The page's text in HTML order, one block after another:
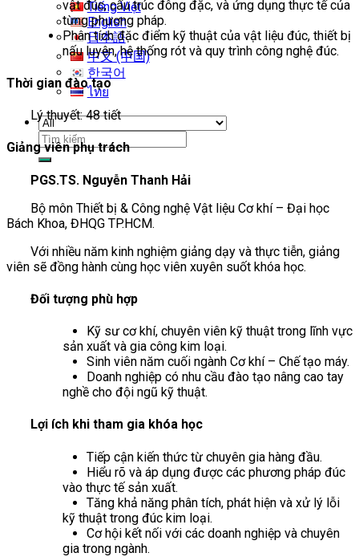
Tiếng Việt
English
日本語
中文 (中国)
한국어
ไทย
Tìm
kiếm:
vật đúc, cấu trúc đông đặc, và ứng dụng thực tế của
từng phương pháp.
Phân tích đặc điểm kỹ thuật của vật liệu đúc, thiết bị
nấu luyện, hệ thống rót và quy trình công nghệ đúc.
Thời gian đào tạo
Lý thuyết: 48 tiết
Giảng viên phụ trách
PGS.TS. Nguyễn Thanh Hải
Bộ môn Thiết bị & Công nghệ Vật liệu Cơ khí – Đại học
Bách Khoa, ĐHQG TP.HCM.
Với nhiều năm kinh nghiệm giảng dạy và thực tiễn, giảng
viên sẽ đồng hành cùng học viên xuyên suốt khóa học.
Đối tượng phù hợp
Kỹ sư cơ khí, chuyên viên kỹ thuật trong lĩnh vực
sản xuất và gia công kim loại.
Sinh viên năm cuối ngành Cơ khí – Chế tạo máy.
Doanh nghiệp có nhu cầu đào tạo nâng cao tay
nghề cho đội ngũ kỹ thuật.
Lợi ích khi tham gia khóa học
Tiếp cận kiến thức từ chuyên gia hàng đầu.
Hiểu rõ và áp dụng được các phương pháp đúc
vào thực tế sản xuất.
Tăng khả năng phân tích, phát hiện và xử lý lỗi
kỹ thuật trong đúc kim loại.
Cơ hội kết nối với các doanh nghiệp và chuyên
gia trong ngành.